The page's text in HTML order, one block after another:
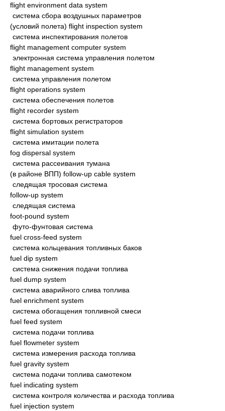
flight environment data system
система сбора воздушных параметров
(условий полета) flight inspection system
система инспектирования полетов
flight management computer system
электронная система управления полетом
flight management system
система управления полетом
flight operations system
система обеспечения полетов
flight recorder system
система бортовых регистраторов
flight simulation system
система имитации полета
fog dispersal system
система рассеивания тумана
(в районе ВПП) follow-up cable system
следящая тросовая система
follow-up system
следящая система
foot-pound system
футо-фунтовая система
fuel cross-feed system
система кольцевания топливных баков
fuel dip system
система снижения подачи топлива
fuel dump system
система аварийного слива топлива
fuel enrichment system
система обогащения топливной смеси
fuel feed system
система подачи топлива
fuel flowmeter system
система измерения расхода топлива
fuel gravity system
система подачи топлива самотеком
fuel indicating system
система контроля количества и расхода топлива
fuel injection system